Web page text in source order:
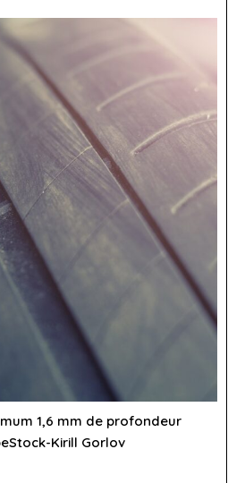
1,6 mm de profondeur
Kirill Gorlov